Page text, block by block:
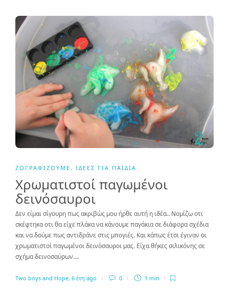
ΖΩΓΡΑΦΊΖΟΥΜΕ , ΙΔΈΕΣ ΓΙΑ ΠΑΙΔΙΆ
Χρωματιστοί παγωμένοι
δεινόσαυροι
Δεν είμαι σίγουρη πως ακριβώς μου ήρθε αυτή η ιδέα.. Νομίζω οτι
σκέφτηκα οτι θα είχε πλάκα να κάνουμε παγάκια σε διάφορα σχέδια
και να δούμε πως αντιδράνε στις μπογιές. Και κάπως έτσι έγιναν οι
χρωματιστοί παγωμένοι δεινόσαυροι μας. Είχα θήκες σιλικόνης σε
σχήμα δεινοσαύρων….
Two boys and Hope, 6 έτη ago 0 1 min